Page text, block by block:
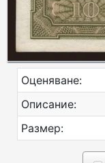
Оценяване:
Описание:
Размер: